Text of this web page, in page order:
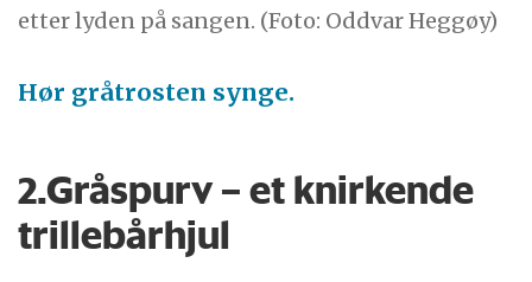
etter lyden på sangen. (Foto: Oddvar Heggøy)
Hør gråtrosten synge.
2.Gråspurv – et knirkende
trillebårhjul